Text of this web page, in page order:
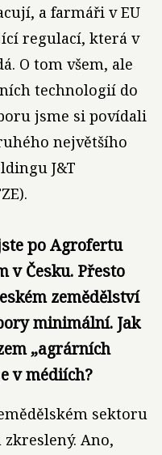
a farmáři v EU
regulací, která v
O tom všem, ale
technologií do
jsme si povídali
největšího
J&T
po Agrofertu
v Česku. Přesto
zemědělství
minimální. Jak
„agrárních
v médiích?
sektoru
Ano,